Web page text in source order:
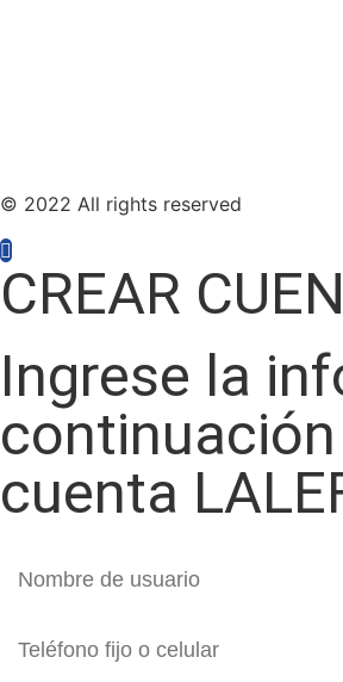
© 2022 All rights reserved
CREAR
Ingrese la
cuenta